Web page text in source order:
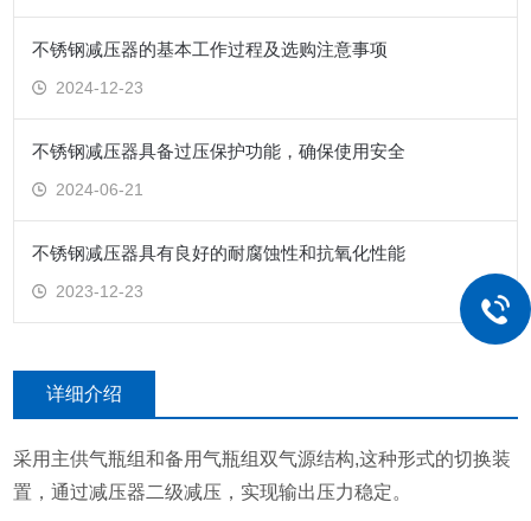
不锈钢减压器的基本工作过程及选购注意事项
2024-12-23
不锈钢减压器具备过压保护功能，确保使用安全
2024-06-21
不锈钢减压器具有良好的耐腐蚀性和抗氧化性能
2023-12-23
详细介绍
采用主供气瓶组和备用气瓶组双气源结构,这种形式的切换装
置，通过减压器二级减压，实现输出压力稳定。